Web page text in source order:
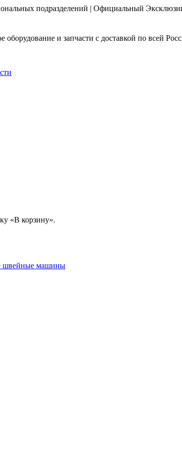
подразделений | Официальный
оборудование и запчасти с доставкой по всей
«В корзину».
машины